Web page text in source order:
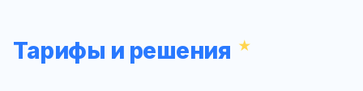
Тарифы и решения